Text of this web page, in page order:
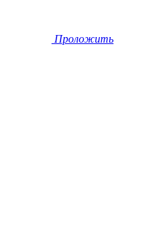
Проложить